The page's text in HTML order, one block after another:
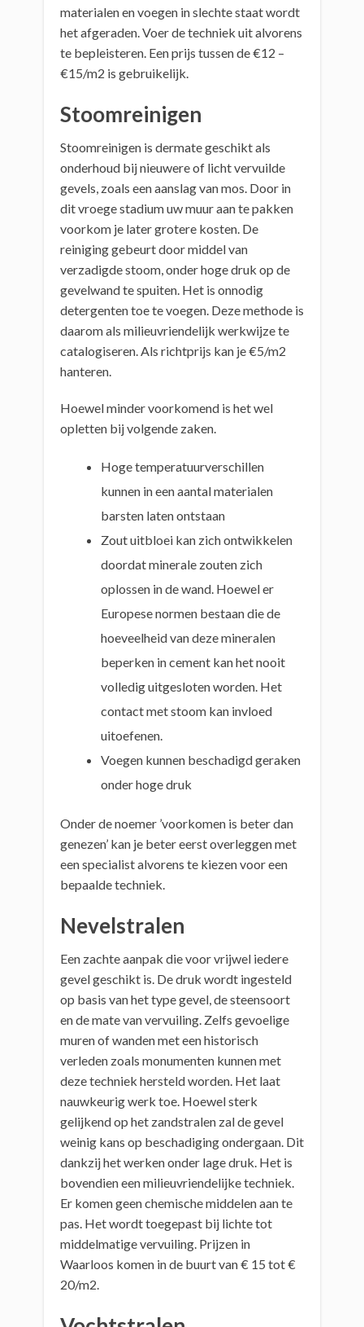
materialen en voegen in slechte staat wordt
het afgeraden. Voer de techniek uit alvorens
te bepleisteren. Een prijs tussen de €12 –
€15/m2 is gebruikelijk.
Stoomreinigen
Stoomreinigen is dermate geschikt als
onderhoud bij nieuwere of licht vervuilde
gevels, zoals een aanslag van mos. Door in
dit vroege stadium uw muur aan te pakken
voorkom je later grotere kosten. De
reiniging gebeurt door middel van
verzadigde stoom, onder hoge druk op de
gevelwand te spuiten. Het is onnodig
detergenten toe te voegen. Deze methode is
daarom als milieuvriendelijk werkwijze te
catalogiseren. Als richtprijs kan je €5/m2
hanteren.
Hoewel minder voorkomend is het wel
opletten bij volgende zaken.
Hoge temperatuurverschillen
kunnen in een aantal materialen
barsten laten ontstaan
Zout uitbloei kan zich ontwikkelen
doordat minerale zouten zich
oplossen in de wand. Hoewel er
Europese normen bestaan die de
hoeveelheid van deze mineralen
beperken in cement kan het nooit
volledig uitgesloten worden. Het
contact met stoom kan invloed
uitoefenen.
Voegen kunnen beschadigd geraken
onder hoge druk
Onder de noemer ’voorkomen is beter dan
genezen’ kan je beter eerst overleggen met
een specialist alvorens te kiezen voor een
bepaalde techniek.
Nevelstralen
Een zachte aanpak die voor vrijwel iedere
gevel geschikt is. De druk wordt ingesteld
op basis van het type gevel, de steensoort
en de mate van vervuiling. Zelfs gevoelige
muren of wanden met een historisch
verleden zoals monumenten kunnen met
deze techniek hersteld worden. Het laat
nauwkeurig werk toe. Hoewel sterk
gelijkend op het zandstralen zal de gevel
weinig kans op beschadiging ondergaan. Dit
dankzij het werken onder lage druk. Het is
bovendien een milieuvriendelijke techniek.
Er komen geen chemische middelen aan te
pas. Het wordt toegepast bij lichte tot
middelmatige vervuiling. Prijzen in
Waarloos komen in de buurt van € 15 tot €
20/m2.